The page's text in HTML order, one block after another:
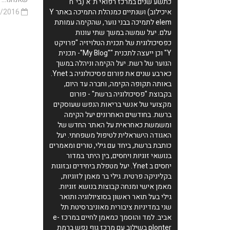
איכילוב) ושנתיים כמנהלת התמיכה באתר Y
elem לתמיכה בבני נוער, שהקימה עמותת
עלם. יעל שמשה במשך שתי עונות
כפסיכולוגית של תכנית הטלויזיה "פרויקט
Y" וכן ייעצה לתכנית ""My Blog"- תכנית
הנוער של רשת. יעל הקימה וניהלה במשך
כארבע שנים את פורום פסיכולוגיה ב Ynet.
באותה תקופה הקימה, וחברה עד היום,
בקבוצת "פסיכולוגיה ברשת" - פורום
מקצועי של אנשי בריאות הנפש שעוסקים
ברשת. בחודשים האחרונים יעל הקימה
ומשמשת כאחראית על האתר החדש של
האגודה הישראלית לטיפול משפחתי. יעל
כותבת ברשת, ביחד עם גילי, טורים ומאמרים
בנושאי זוגיות ויחסים, בין היתר במדור
יחסים ב Ynet. יעל מטפלת ביחידים ובזוגות
בקליניקה פרטית. גילי בר מאמן לזוגיות,
מאמן אישי ומנחה קבוצות בנושא זוגיות.
גילי בעל תואר ראשון בסוציולוגיה ותואר
שני במדיניות ציבורית מאוניברסיטת תל
אביב. למד והוסמך כמאמן לחיים במרכז e-
plonter בשילוב עם מרכז גוף נפש ברמת